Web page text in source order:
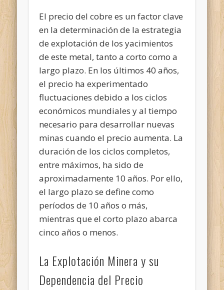
El precio del cobre es un factor clave
en la determinación de la estrategia
de explotación de los yacimientos
de este metal, tanto a corto como a
largo plazo. En los últimos 40 años,
el precio ha experimentado
fluctuaciones debido a los ciclos
económicos mundiales y al tiempo
necesario para desarrollar nuevas
minas cuando el precio aumenta. La
duración de los ciclos completos,
entre máximos, ha sido de
aproximadamente 10 años. Por ello,
el largo plazo se define como
períodos de 10 años o más,
mientras que el corto plazo abarca
cinco años o menos.
La Explotación Minera y su
Dependencia del Precio